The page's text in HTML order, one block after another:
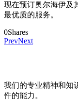
现在预订奥尔海伊及
最优质的服务。
0Shares
PrevNext
我们的专业精神和知
件的能力。